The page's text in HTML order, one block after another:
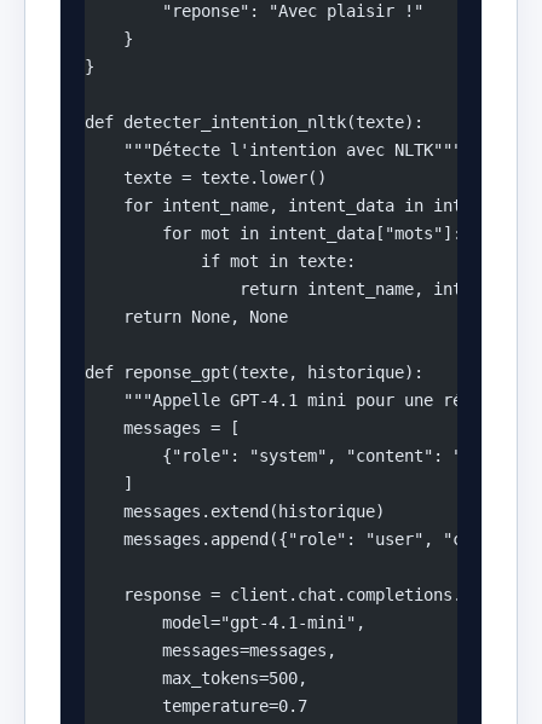
        "reponse": "Avec plaisir !"
    }
}
def detecter_intention_nltk(texte):
    """Détecte l'intention avec NLTK"""
    texte = texte.lower()
for intent_name, intent_data in
        for mot in intent_data["mots"]:
            if mot in texte:
return intent_name,
    return None, None
def reponse_gpt(texte, historique):
"""Appelle GPT-4.1 mini pour une réponse
    messages = [
{"role": "system", "content": "Tu es
    ]
    messages.extend(historique)
messages.append({"role": "user",
    response = client.chat.completions.create(
        model="gpt-4.1-mini",
        messages=messages,
        max_tokens=500,
        temperature=0.7